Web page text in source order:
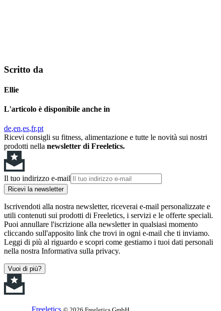
Scritto da
Ellie
L'articolo è disponibile anche in
de en es fr pt
Ricevi consigli su fitness, alimentazione e tutte le novità sui nostri
prodotti nella newsletter di Freeletics.
Il tuo indirizzo e-mail
Ricevi la newsletter
Iscrivendoti alla nostra newsletter, riceverai e-mail personalizzate e
utili contenuti sui prodotti di Freeletics, i servizi e le offerte speciali.
Puoi annullare l'iscrizione alla newsletter in qualsiasi momento
cliccando sull'apposito link che trovi in ogni e-mail che ti inviamo.
Leggi di più al riguardo e scopri come gestiamo i tuoi dati personali
nella nostra Informativa sulla privacy.
Vuoi di più?
Freeletics